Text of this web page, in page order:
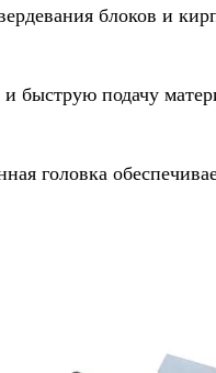
блоков и
и быструю подачу
головка